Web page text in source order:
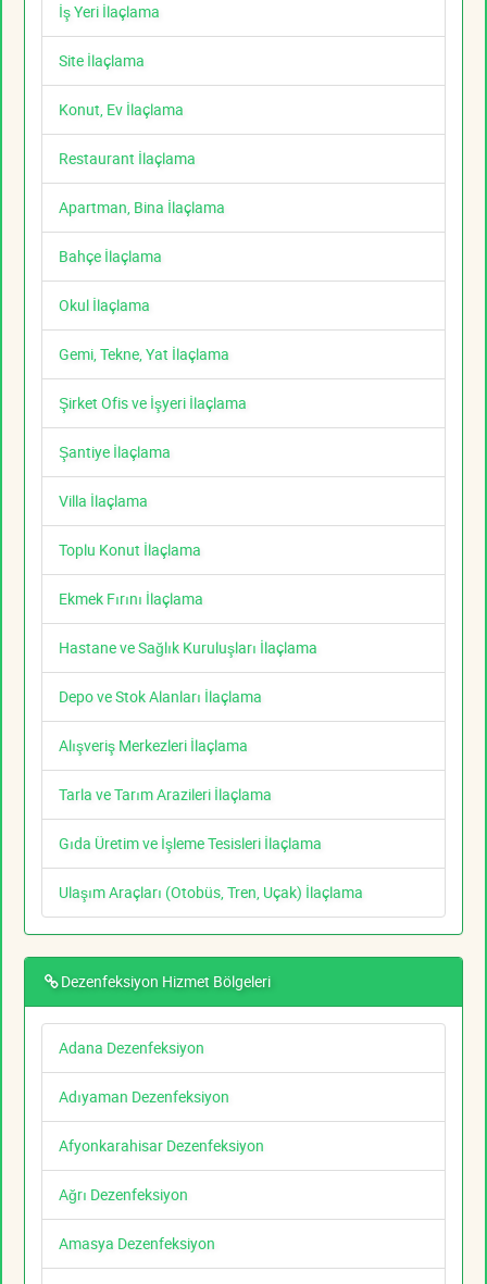
İş Yeri İlaçlama
Site İlaçlama
Konut, Ev İlaçlama
Restaurant İlaçlama
Apartman, Bina İlaçlama
Bahçe İlaçlama
Okul İlaçlama
Gemi, Tekne, Yat İlaçlama
Şirket Ofis ve İşyeri İlaçlama
Şantiye İlaçlama
Villa İlaçlama
Toplu Konut İlaçlama
Ekmek Fırını İlaçlama
Hastane ve Sağlık Kuruluşları İlaçlama
Depo ve Stok Alanları İlaçlama
Alışveriş Merkezleri İlaçlama
Tarla ve Tarım Arazileri İlaçlama
Gıda Üretim ve İşleme Tesisleri İlaçlama
Ulaşım Araçları (Otobüs, Tren, Uçak) İlaçlama
Dezenfeksiyon Hizmet Bölgeleri
Adana Dezenfeksiyon
Adıyaman Dezenfeksiyon
Afyonkarahisar Dezenfeksiyon
Ağrı Dezenfeksiyon
Amasya Dezenfeksiyon